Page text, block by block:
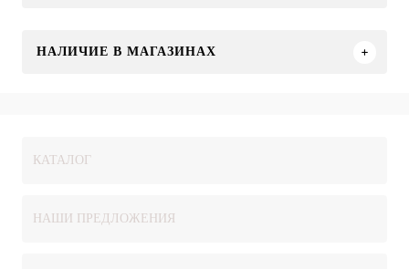
НАЛИЧИЕ В МАГАЗИНАХ
КАТАЛОГ
НАШИ ПРЕДЛОЖЕНИЯ